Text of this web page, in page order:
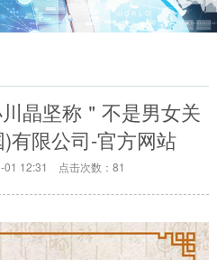
晶坚称＂不是男女关
有限公司-官方网站
01 12:31 点击次数：81